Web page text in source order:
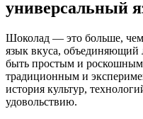
универсальный
Шоколад — это больше,
язык вкуса,
быть простым и
традиционным и
история культур,
удовольствию.